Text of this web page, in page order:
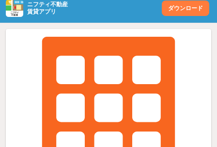
ニフティ不動産
賃貸アプリ
ダウンロード